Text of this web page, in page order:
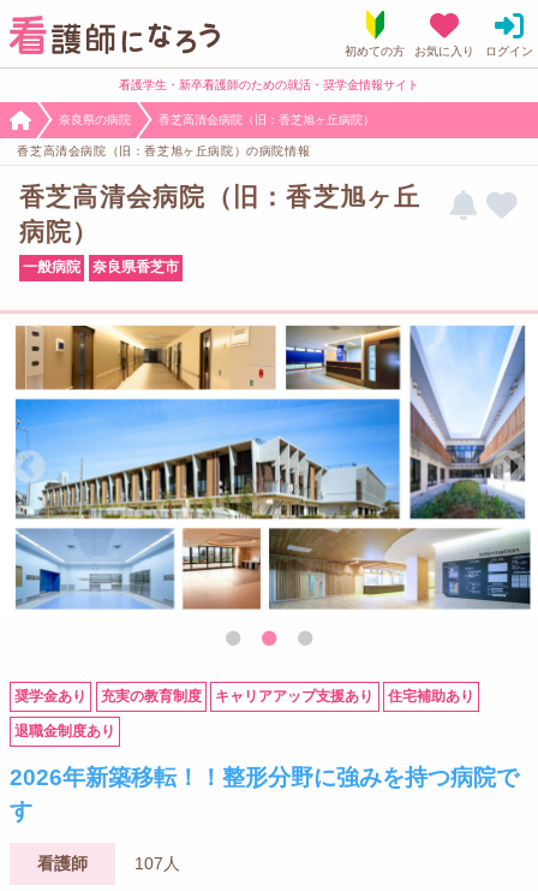
看護学生・新卒看護師のための就活・奨学金情報サイト
奈良県の病院 香芝高清会病院（旧：香芝旭ヶ丘病院）
香芝高清会病院（旧：香芝旭ヶ丘病院）の病院情報
香芝高清会病院（旧：香芝旭ヶ丘
病院）
一般病院 奈良県香芝市
奨学金あり 充実の教育制度 キャリアアップ支援あり 住宅補助あり
退職金制度あり
2026年新築移転！！整形分野に強みを持つ病院で
す
看護師 107人